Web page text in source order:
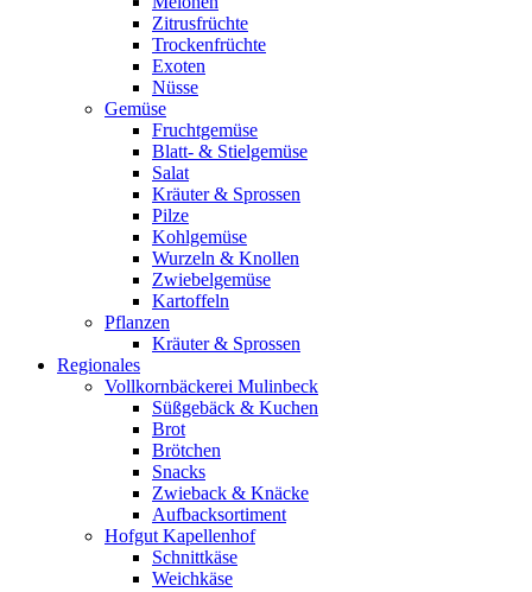
Zitrusfrüchte
Trockenfrüchte
Exoten
Nüsse
Gemüse
Fruchtgemüse
Blatt- & Stielgemüse
Salat
Kräuter & Sprossen
Pilze
Kohlgemüse
Wurzeln & Knollen
Zwiebelgemüse
Kartoffeln
Pflanzen
Kräuter & Sprossen
Regionales
Vollkornbäckerei Mulinbeck
Süßgebäck & Kuchen
Brot
Brötchen
Snacks
Zwieback & Knäcke
Aufbacksortiment
Hofgut Kapellenhof
Schnittkäse
Weichkäse